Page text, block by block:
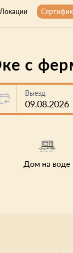
Локации
с
Выезд
09.08.2026
Дом на воде